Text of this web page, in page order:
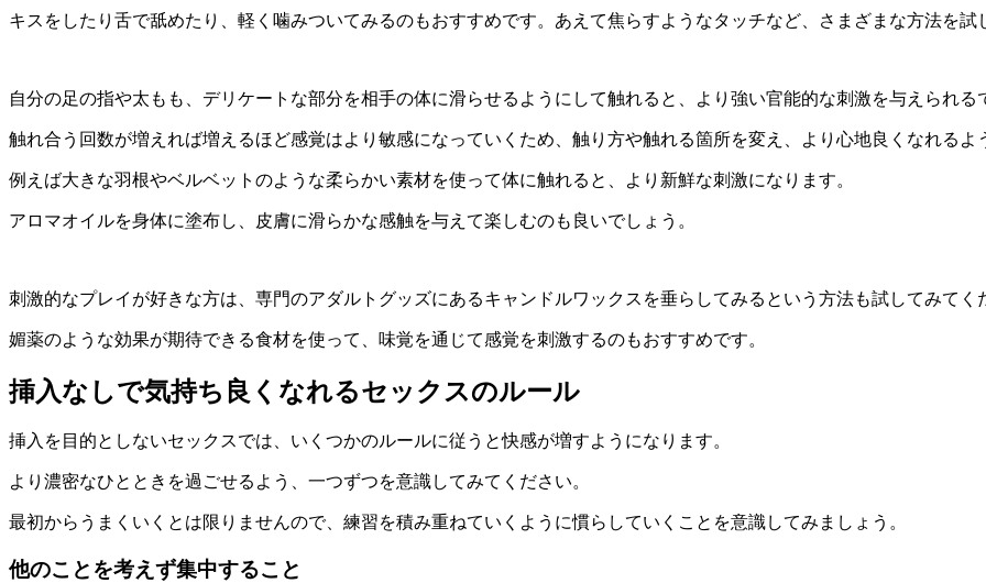
キスをしたり舌で舐めたり、軽く噛みついてみるのもおすすめです。あえて焦らすようなタッチなど、さまざまな方法を試
自分の足の指や太もも、デリケートな部分を相手の体に滑らせるようにして触れると、より強い官能的な刺激を与えられる
触れ合う回数が増えれば増えるほど感覚はより敏感になっていくため、触り方や触れる箇所を変え、より心地良くなれるよ
例えば大きな羽根やベルベットのような柔らかい素材を使って体に触れると、より新鮮な刺激になります。
アロマオイルを身体に塗布し、皮膚に滑らかな感触を与えて楽しむのも良いでしょう。
刺激的なプレイが好きな方は、専門のアダルトグッズにあるキャンドルワックスを垂らしてみるという方法も試してみてく
媚薬のような効果が期待できる食材を使って、味覚を通じて感覚を刺激するのもおすすめです。
挿入なしで気持ち良くなれるセックスのルール
挿入を目的としないセックスでは、いくつかのルールに従うと快感が増すようになります。
より濃密なひとときを過ごせるよう、一つずつを意識してみてください。
最初からうまくいくとは限りませんので、練習を積み重ねていくように慣らしていくことを意識してみましょう。
他のことを考えず集中すること